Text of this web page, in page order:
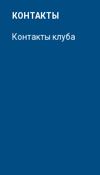
КОНТАКТЫ
Контакты клуба